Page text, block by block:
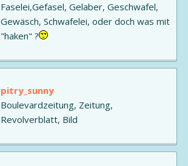
Faselei,Gefasel, Gelaber, Geschwafel,
Gewäsch, Schwafelei, oder doch was mit
"haken" ?
pitry_sunny
Boulevardzeitung, Zeitung,
Revolverblatt, Bild